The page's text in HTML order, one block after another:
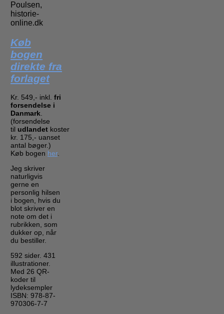
Poulsen,
historie-
online.dk
Køb
bogen
direkte fra
forlaget
Kr. 549,- inkl. fri
forsendelse i
Danmark.
(forsendelse
til udlandet koster
kr. 175,- uanset
antal bøger.)
Køb bogen her.
Jeg skriver
naturligvis
gerne en
personlig hilsen
i bogen, hvis du
blot skriver en
note om det i
rubrikken, som
dukker op, når
du bestiller.
592 sider. 431
illustrationer.
Med 26 QR-
koder til
lydeksempler
ISBN: 978-87-
970306-7-7